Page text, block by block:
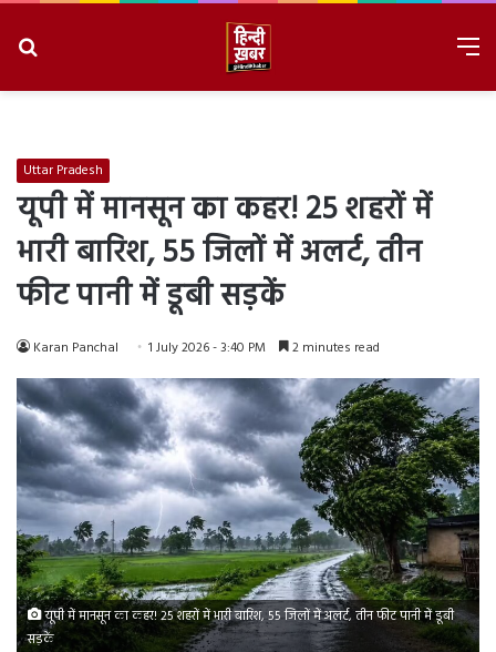
Uttar Pradesh
यूपी में मानसून का कहर! 25 शहरों में
भारी बारिश, 55 जिलों में अलर्ट, तीन
फीट पानी में डूबी सड़कें
Karan Panchal 1 July 2026 - 3:40 PM 2 minutes read
यूपी में मानसून का कहर! 25 शहरों में भारी बारिश, 55 जिलों में अलर्ट, तीन फीट पानी में डूबी
सड़कें